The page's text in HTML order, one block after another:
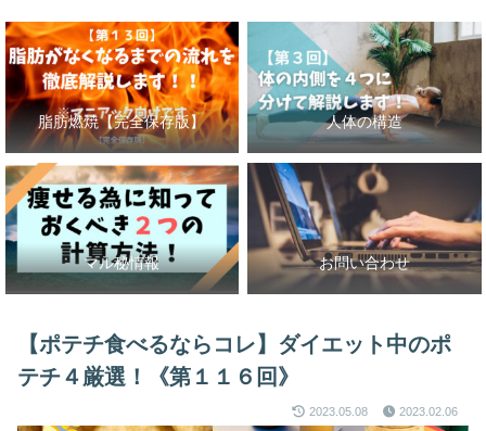
脂肪燃焼【完全保存版】 人体の構造
マル秘情報 お問い合わせ
【ポテチ食べるならコレ】ダイエット中のポ
テチ４厳選！《第１１６回》
2023.05.08 2023.02.06